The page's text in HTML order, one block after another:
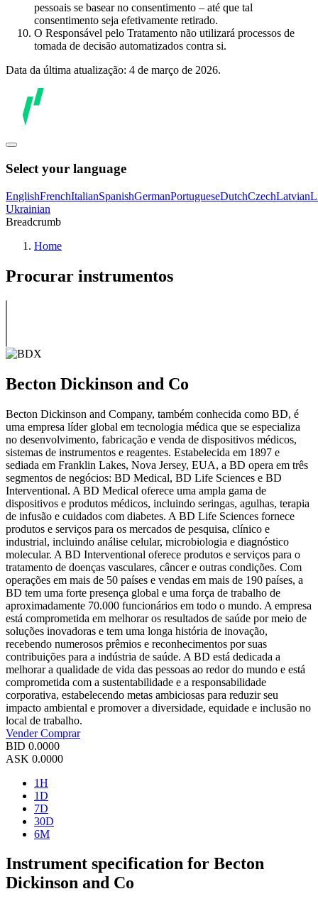
pessoais se basear no consentimento – até que tal
consentimento seja efetivamente retirado.
O Responsável pelo Tratamento não utilizará processos de
tomada de decisão automatizados contra si.
Data da última atualização: 4 de março de 2026.
Select your language
EnglishFrenchItalianSpanishGermanPortugueseDutchCzechLatvian
Ukrainian
Breadcrumb
Home
Procurar instrumentos
Becton Dickinson and Co
Becton Dickinson and Company, também conhecida como BD, é
uma empresa líder global em tecnologia médica que se especializa
no desenvolvimento, fabricação e venda de dispositivos médicos,
sistemas de instrumentos e reagentes. Estabelecida em 1897 e
sediada em Franklin Lakes, Nova Jersey, EUA, a BD opera em três
segmentos de negócios: BD Medical, BD Life Sciences e BD
Interventional. A BD Medical oferece uma ampla gama de
dispositivos e produtos médicos, incluindo seringas, agulhas, terapia
de infusão e cuidados com diabetes. A BD Life Sciences fornece
produtos e serviços para os mercados de pesquisa, clínico e
industrial, incluindo análise celular, microbiologia e diagnóstico
molecular. A BD Interventional oferece produtos e serviços para o
tratamento de doenças vasculares, câncer e outras condições. Com
operações em mais de 50 países e vendas em mais de 190 países, a
BD tem uma forte presença global e uma força de trabalho de
aproximadamente 70.000 funcionários em todo o mundo. A empresa
está comprometida em melhorar os resultados de saúde por meio de
soluções inovadoras e tem uma longa história de inovação,
recebendo numerosos prêmios e reconhecimentos por suas
contribuições para a indústria de saúde. A BD está dedicada a
melhorar a qualidade de vida das pessoas ao redor do mundo e está
comprometida com a sustentabilidade e a responsabilidade
corporativa, estabelecendo metas ambiciosas para reduzir seu
impacto ambiental e promover a diversidade, equidade e inclusão no
local de trabalho.
VenderComprar
BID 0.0000
ASK 0.0000
1H
1D
7D
30D
6M
Instrument specification for Becton
Dickinson and Co